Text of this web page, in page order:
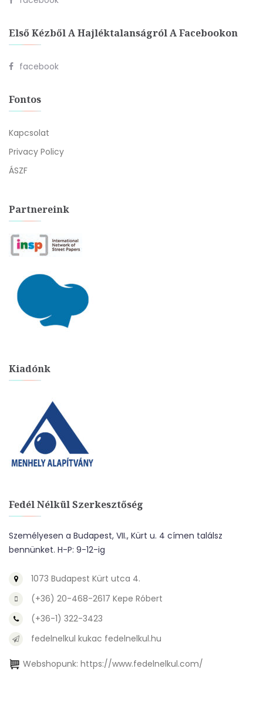
Első Kézből A Hajléktalanságról A Facebookon
facebook
Fontos
Kapcsolat
Privacy Policy
ÁSZF
Partnereink
Kiadónk
Fedél Nélkül Szerkesztőség
Személyesen a Budapest, VII., Kürt u. 4 címen találsz
bennünket. H-P: 9-12-ig
1073 Budapest Kürt utca 4.
(+36) 20-468-2617 Kepe Róbert
(+36-1) 322-3423
fedelnelkul kukac fedelnelkul.hu
Webshopunk: https://www.fedelnelkul.com/